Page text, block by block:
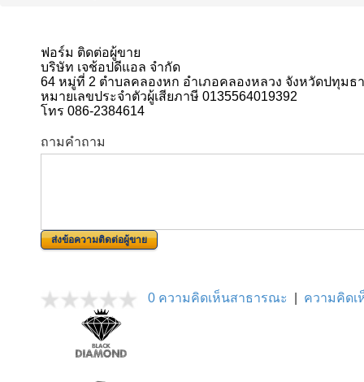
ฟอร์ม ติดต่อผู้ขาย
บริษัท เจช้อปดีแอล จำกัด
64 หมู่ที่ 2 ตำบลคลองหก อำเภอคลองหลวง จังหวัดปทุมธ
หมายเลขประจำตัวผู้เสียภาษี 0135564019392
โทร 086-2384614
ถามคำถาม
ส่งข้อความติดต่อผู้ขาย
0 ความคิดเห็นสาธารณะ ความคิดเ